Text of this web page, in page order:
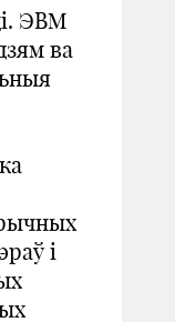
ЭВМ
ва
і